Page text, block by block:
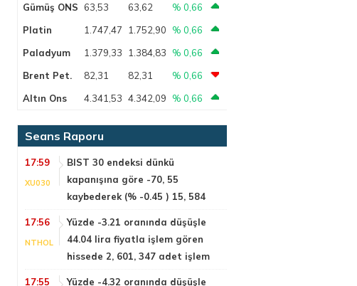
Gümüş ONS 63,53 63,62
% 0,66
Platin
1.747,47 1.752,90
% 0,66
Paladyum
1.379,33 1.384,83
% 0,66
Brent Pet.
82,31 82,31
% 0,66
Altın Ons
4.341,53 4.342,09 % 0,66
Seans Raporu
17:59
XU030
BIST 30 endeksi dünkü
kapanışına göre -70, 55
kaybederek (% -0.45 ) 15, 584
17:56
NTHOL
Yüzde -3.21 oranında düşüşle
44.04 lira fiyatla işlem gören
hissede 2, 601, 347 adet işlem
17:55
Yüzde -4.32 oranında düşüşle